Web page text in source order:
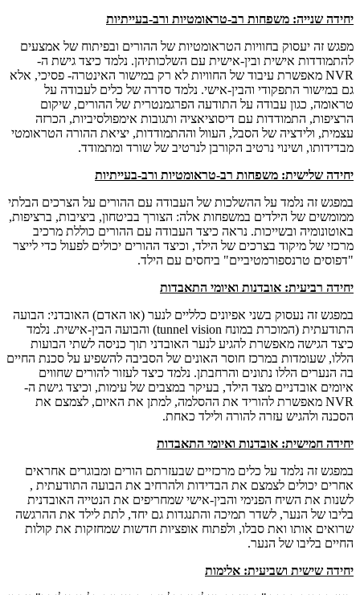
יחידה שנייה: משפחות רב-טראומטיות ורב-בעייתיות
מפגש זה יעסוק בחוויות הטראומטיות של ההורים ובפיתוח של אמצעים
להתמודדות אישית ובין-אישית עם השלכותיהן. נלמד כיצד גישת ה-
NVR מאפשרת עיבוד של החוויות לא רק במישור האינטרה- פסיכי, אלא
גם במישור התפקודי והבין-אישי. נלמד סדרה של כלים לעבודה על
טראומה, כגון עבודה על התודעה הפרגמנטרית של ההורים, שיקום
הרציפות, התמודדות עם דיסוציאציה ותגובות אימפולסיביות, הכרזה
עצמית, ולידציה של הסבל, העוול וההתמודדות, יציאת ההורה הטראומטי
מבדידותו, ושינוי נרטיב הקורבן לנרטיב של שורד ומתמודד.
יחידה שלישית: משפחות רב-טראומטיות ורב-בעייתיות
במפגש זה נלמד על ההשלכות של העבודה עם ההורים על הצרכים הבלתי
ממומשים של הילדים במשפחות אלה: הצורך בביטחון, ביציבות, ברציפות,
באוטונומיה ובשייכות. נראה כיצד העבודה עם ההורים כוללת מרכיב
מרכזי של מיקוד בצרכים של הילד, וכיצד ההורים יכולים לפעול כדי לייצר
"דפוסים טרנספורמטיביים" ביחסים עם הילד.
יחידה רביעית: אובדנות ואיומי התאבדות
במפגש זה נעסוק בשני אפיונים כלליים לנער (או האדם) האובדני: הבועה
התודעתית (המוכרת במונח tunnel vision) והבועה הבין-אישית. נלמד
כיצד הגישה מאפשרת להגיע לנער האובדני תוך כניסה לשתי הבועות
הללו, שעומדות במרכז חוסר האונים של הסביבה להשפיע על סכנת החיים
בה הנערים הללו נתונים והרחבתן. נלמד כיצד לעזור להורים שחווים
איומים אובדניים מצד הילד, בעיקר במצבים של עימות, וכיצד גישת ה-
NVR מאפשרת להוריד את ההסלמה, למתן את האיום, לצמצם את
הסכנה ולהגיש עזרה להורה ולילד כאחת.
יחידה חמישית: אובדנות ואיומי התאבדות
במפגש זה נלמד על כלים מרכזיים שבעזרתם הורים ומבוגרים אחראים
אחרים יכולים לצמצם את הבדידות ולהרחיב את הבועה התודעתית ,
לשנות את השיח הפנימי והבין-אישי שמחריפים את הנטייה האובדנית
בליבו של הנער, לשדר תמיכה והתנגדות גם יחד, לתת לילד את ההרגשה
שרואים אותו ואת סבלו, ולפתוח אופציות חדשות שמחזקות את קולות
החיים בליבו של הנער.
יחידה שישית ושביעית: אלימות